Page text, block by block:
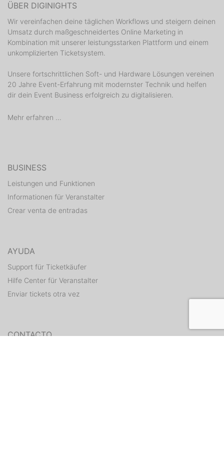
ÜBER DIGINIGHTS
Wir vereinfachen deine täglichen Workflows und steigern deinen
Umsatz durch maßgeschneidertes Online Marketing in
Kombination mit unserer leistungsstarken Plattform und einem
unkomplizierten Ticketsystem.
Unsere fortschrittlichen Soft- und Hardware Lösungen vereinen
20 Jahre Event-Erfahrung mit modernster Technik und helfen
dir dein Event Business erfolgreich zu digitalisieren.
Mehr erfahren ...
BUSINESS
Leistungen und Funktionen
Informationen für Veranstalter
Crear venta de entradas
AYUDA
Support für Ticketkäufer
Hilfe Center für Veranstalter
Enviar tickets otra vez
CONTACTO